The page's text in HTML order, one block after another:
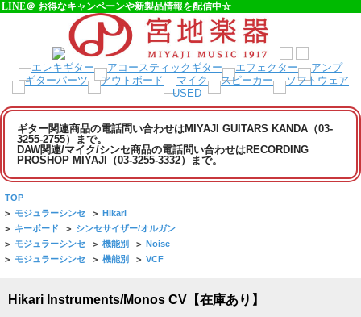
LINE＠ お得なキャンペーンや新製品情報を配信中☆
ギター関連商品の電話問い合わせはMIYAJI GUITARS KANDA（03-
3255-2755）まで。
DAW関連/マイク/シンセ商品の電話問い合わせはRECORDING
PROSHOP MIYAJI（03-3255-3332）まで。
TOP
> モジュラーシンセ > Hikari
> キーボード > シンセサイザー/オルガン
> モジュラーシンセ > 機能別 > Noise
> モジュラーシンセ > 機能別 > VCF
Hikari Instruments/Monos CV【在庫あり】